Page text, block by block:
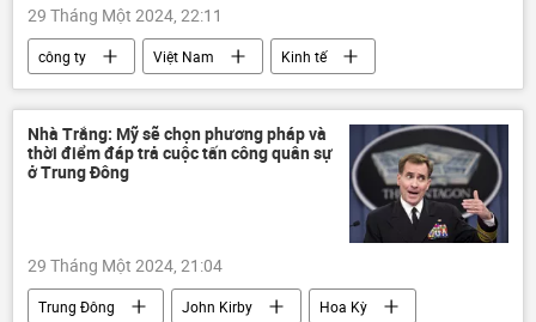
29 Tháng Một 2024, 22:11
công ty Việt Nam
Kinh tế
Thành phố Hồ Chí Minh
đợt kiểm tra
Nhà Trắng: Mỹ sẽ chọn phương pháp và
thời điểm đáp trả cuộc tấn công quân sự
ở Trung Đông
29 Tháng Một 2024, 21:04
Trung Đông John Kirby
Hoa Kỳ